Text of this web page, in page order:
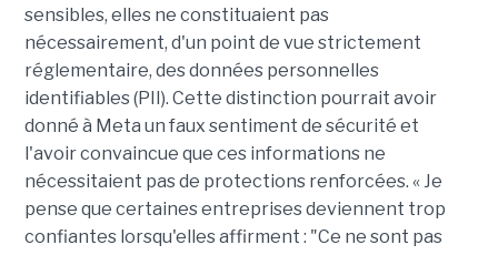
sensibles, elles ne constituaient pas
nécessairement, d'un point de vue strictement
réglementaire, des données personnelles
identifiables (PII). Cette distinction pourrait avoir
donné à Meta un faux sentiment de sécurité et
l'avoir convaincue que ces informations ne
nécessitaient pas de protections renforcées. « Je
pense que certaines entreprises deviennent trop
confiantes lorsqu'elles affirment : "Ce ne sont pas